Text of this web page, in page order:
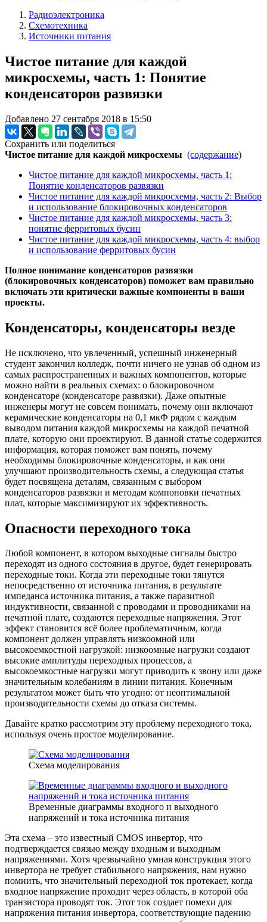
Радиоэлектроника
Схемотехника
Источники питания
Чистое питание для каждой
микросхемы, часть 1: Понятие
конденсаторов развязки
Добавлено 27 сентября 2018 в 15:50
Сохранить или поделиться
Чистое питание для каждой микросхемы (содержание)
Чистое питание для каждой микросхемы, часть 1:
Понятие конденсаторов развязки
Чистое питание для каждой микросхемы, часть 2: Выбор
и использование блокировочных конденсаторов
Чистое питание для каждой микросхемы, часть 3:
понятие ферритовых бусин
Чистое питание для каждой микросхемы, часть 4: выбор
и использование ферритовых бусин
Полное понимание конденсаторов развязки
(блокировочных конденсаторов) поможет вам правильно
включать эти критически важные компоненты в ваши
проекты.
Конденсаторы, конденсаторы везде
Не исключено, что увлеченный, успешный инженерный
студент закончил колледж, почти ничего не узнав об одном из
самых распространенных и важных компонентов, которые
можно найти в реальных схемах: о блокировочном
конденсаторе (конденсаторе развязки). Даже опытные
инженеры могут не совсем понимать, почему они включают
керамические конденсаторы на 0,1 мкФ рядом с каждым
выводом питания каждой микросхемы на каждой печатной
плате, которую они проектируют. В данной статье содержится
информация, которая поможет вам понять, почему
необходимы блокировочные конденсаторы, и как они
улучшают производительность схемы, а следующая статья
будет посвящена деталям, связанным с выбором
конденсаторов развязки и методам компоновки печатных
плат, которые максимизируют их эффективность.
Опасности переходного тока
Любой компонент, в котором выходные сигналы быстро
переходят из одного состояния в другое, будет генерировать
переходные токи. Когда эти переходные токи тянутся
непосредственно от источника питания, в результате
импеданса источника питания, а также паразитной
индуктивности, связанной с проводами и проводниками на
печатной плате, создаются переходные напряжения. Этот
эффект становится всё более проблематичным, когда
компонент должен управлять низкоомной или
высокоемкостной нагрузкой: низкоомные нагрузки создают
высокие амплитуды переходных процессов, а
высокоемкостные нагрузки могут приводить к звону или даже
значительным колебаниям в линии питания. Конечным
результатом может быть что угодно: от неоптимальной
производительности схемы до отказа системы.
Давайте кратко рассмотрим эту проблему переходного тока,
используя очень простое моделирование.
Схема моделирования
Временные диаграммы входного и выходного
напряжений и тока источника питания
Эта схема – это известный CMOS инвертор, что
подтверждается связью между входным и выходным
напряжениями. Хотя чрезвычайно умная конструкция этого
инвертора не требует стабильного напряжения, нам нужно
помнить, что значительный переходной ток протекает, когда
входное напряжение проходит через область, в которой оба
транзистора проводят ток. Этот ток создает помехи для
напряжения питания инвертора, соответствующие падению